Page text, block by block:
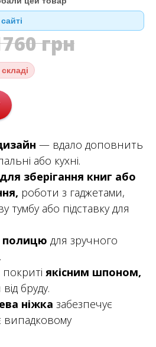
грн
— вдало доповнить
або кухні.
для зберігання книг або
роботи з гаджетами,
тумбу або підставку для
полицю для зручного
якісним шпоном,
бруду.
ніжка забезпечує
випадковому